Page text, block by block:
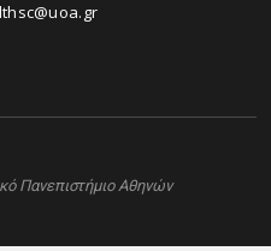
Πανεπιστήμιο Αθηνών